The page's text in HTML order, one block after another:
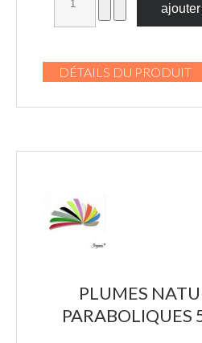
DÉTAILS DU PRODUIT
PLUMES
PARABOLIQUES